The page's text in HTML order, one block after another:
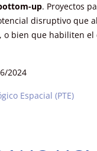
up. Proyectos
disruptivo que
o bien que habiliten
2024
Espacial (PTE)